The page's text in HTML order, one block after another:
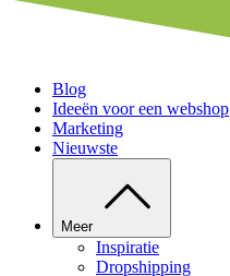
Blog
Ideeën voor een webshop
Marketing
Nieuwste
Meer
Inspiratie
Dropshipping